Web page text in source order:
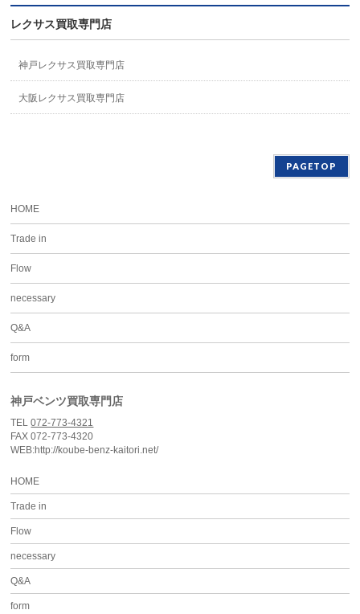
レクサス買取専門店
神戸レクサス買取専門店
大阪レクサス買取専門店
PAGETOP
HOME
Trade in
Flow
necessary
Q&A
form
神戸ベンツ買取専門店
TEL072-773-4321
FAX 072-773-4320
WEB:http://koube-benz-kaitori.net/
HOME
Trade in
Flow
necessary
Q&A
form